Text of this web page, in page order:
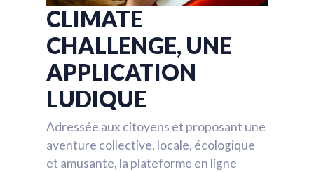
CLIMATE
CHALLENGE, UNE
APPLICATION
LUDIQUE
Adressée aux citoyens et proposant une
aventure collective, locale, écologique
et amusante, la plateforme en ligne